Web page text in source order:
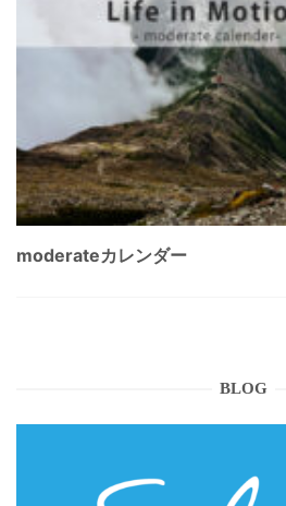
moderateカレンダー
BLOG